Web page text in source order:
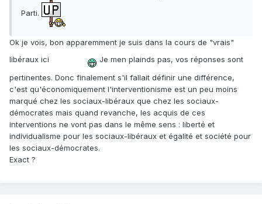
Parti.
Ok je vois, bon apparemment je suis dans la cours de "vrais"
libéraux ici
Je men plainds pas, vos réponses sont
pertinentes. Donc finalement s'il fallait définir une différence,
c'est qu'économiquement l'interventionisme est un peu moins
marqué chez les sociaux-libéraux que chez les sociaux-
démocrates mais quand revanche, les acquis de ces
interventions ne vont pas dans le même sens : liberté et
individualisme pour les sociaux-libéraux et égalité et société pour
les sociaux-démocrates.
Exact ?